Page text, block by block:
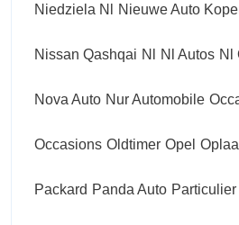
Niedziela Nl Nieuwe Auto
Nissan Qashqai Nl Nl Autos Nl
Nova Auto Nur Automobile
Occasions Oldtimer Opel
Packard Panda Auto Particulier